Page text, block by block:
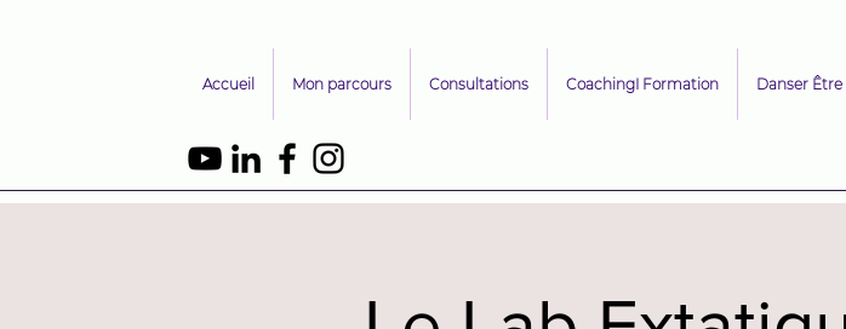
Accueil Mon parcours Consultations CoachingI Formation Danser